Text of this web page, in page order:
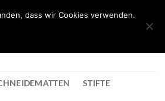
STIFTE
dass wir Cookies verwenden.